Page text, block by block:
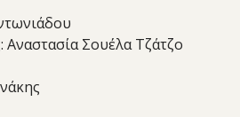
Σουέλα Τζάτζο